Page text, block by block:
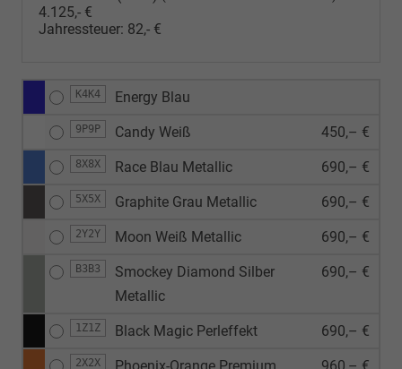
4.125,- €
Jahressteuer: 82,- €
K4K4 Energy Blau
9P9P Candy Weiß 450,– €
8X8X Race Blau Metallic 690,– €
5X5X Graphite Grau Metallic 690,– €
2Y2Y Moon Weiß Metallic 690,– €
B3B3
Smockey Diamond Silber
Metallic
690,– €
1Z1Z Black Magic Perleffekt 690,– €
2X2X